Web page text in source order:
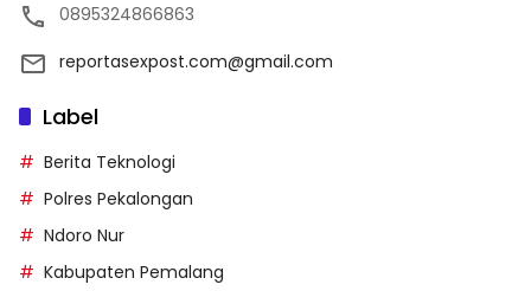
0895324866863
reportasexpost.com@gmail.com
Label
Berita Teknologi
Polres Pekalongan
Ndoro Nur
Kabupaten Pemalang